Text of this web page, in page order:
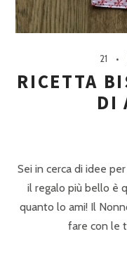
21
RICETTA
DI
Sei in cerca di idee
il regalo più bello è
quanto lo ami! Il
fare con le